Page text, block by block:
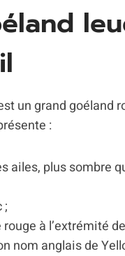
un grand goéland
:
ailes, plus sombre
;
à l’extrémité
nom anglais de